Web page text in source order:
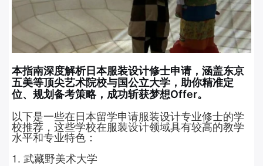
本指南深度解析日本服装设计修士申请，涵盖东京
五美等顶尖艺术院校与国公立大学，助你精准定
位、规划备考策略，成功斩获梦想Offer。
以下是一些在日本留学申请服装设计专业修士的学
校推荐，这些学校在服装设计领域具有较高的教学
水平和专业特色：
1. 武藏野美术大学